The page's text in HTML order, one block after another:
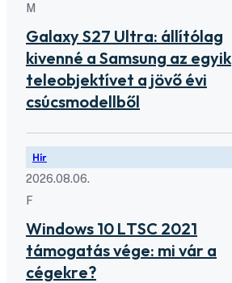
M
Galaxy S27 Ultra: állítólag
kivenné a Samsung az egyik
teleobjektívet a jövő évi
csúcsmodellből
Hír
2026.08.06.
F
Windows 10 LTSC 2021
támogatás vége: mi vár a
cégekre?